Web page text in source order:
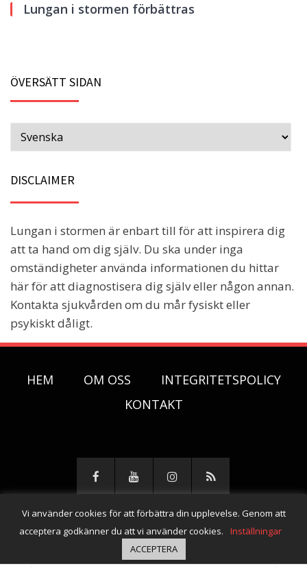
Lungan i stormen förbättras
ÖVERSÄTT SIDAN
DISCLAIMER
Lungan i stormen är enbart till för att inspirera dig
att ta hand om dig själv. Du ska under inga
omständigheter använda informationen du hittar
här för att diagnostisera dig själv eller någon annan.
Kontakta sjukvården om du mår fysiskt eller
psykiskt dåligt.
HEM OM OSS
INTEGRITETSPOLICY
KONTAKT
© Copyright 2026 -Lungan i stormen
Vi använder cookies för att förbättra din upplevelse. Genom att
acceptera godkänner du att vi använder cookies.
Inställningar
ACCEPTERA